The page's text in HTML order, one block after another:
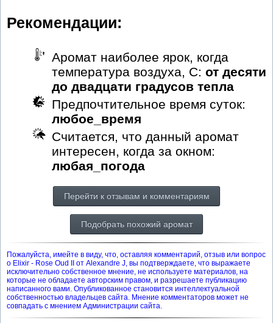
Рекомендации:
Аромат наиболее ярок, когда
температура воздуха, С: от десяти
до двадцати градусов тепла
Предпочтительное время суток:
любое_время
Считается, что данный аромат
интересен, когда за окном:
любая_погода
Перейти к отзывам и комментариям
Подобрать похожий аромат
Пожалуйста, имейте в виду, что, оставляя комментарий, отзыв или вопрос
о Elixir - Rose Oud II от Alexandre J, вы подтверждаете, что выражаете
исключительно собственное мнение, не используете материалов, на
которые не обладаете авторским правом, и разрешаете публикацию
написанного вами. Опубликованное становится интеллектуальной
собственностью владельцев сайта. Мнение комментаторов может не
совпадать с мнением Администрации сайта.